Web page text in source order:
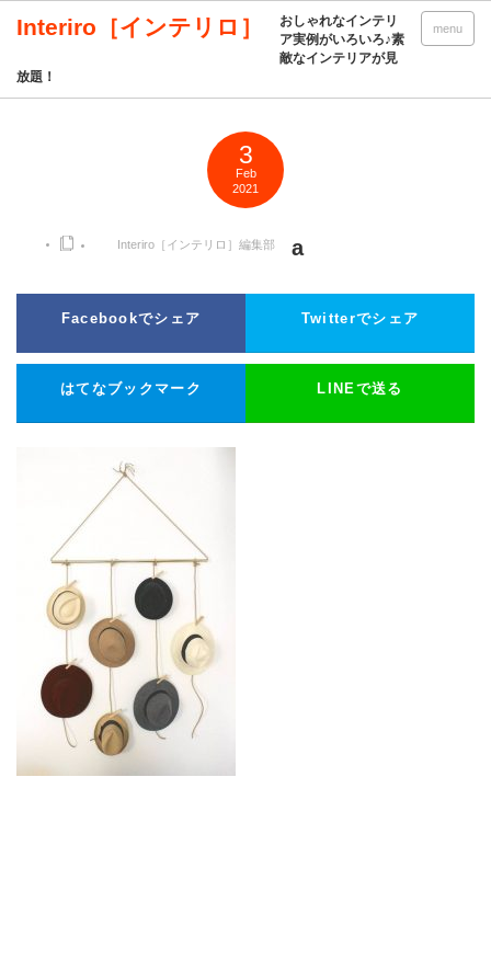
Interiro［インテリロ］ menu
おしゃれなインテリ
ア実例がいろいろ♪素
敵なインテリアが見
放題！
3
Feb
2021
Interiro［インテリロ］編集部 a
Facebookでシェア Twitterでシェア
はてなブックマーク LINEで送る